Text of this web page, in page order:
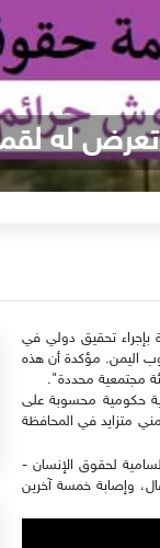
له
بإجراء تحقيق دولي في
اليمن. مؤكدة أن هذه
مجتمعية محددة".
حكومية محسوبة على
متزايد في المحافظة
لحقوق الإنسان -
أطفال، وإصابة خمسة آخرين